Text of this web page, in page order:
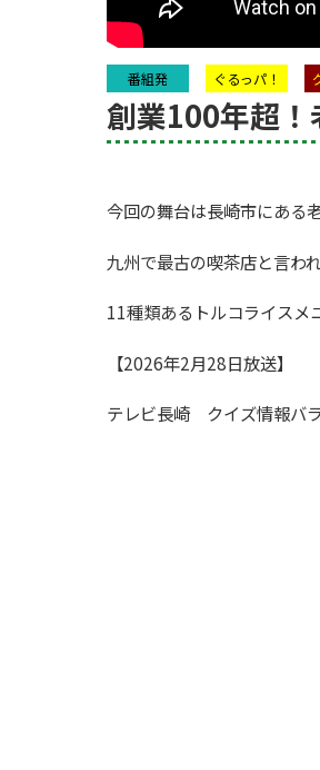
番組発 ぐるっパ！
創業100年超！
今回の舞台は長崎市にある
九州で最古の喫茶店と言わ
11種類あるトルコライスメ
【2026年2月28日放送】
テレビ長崎 クイズ情報バ